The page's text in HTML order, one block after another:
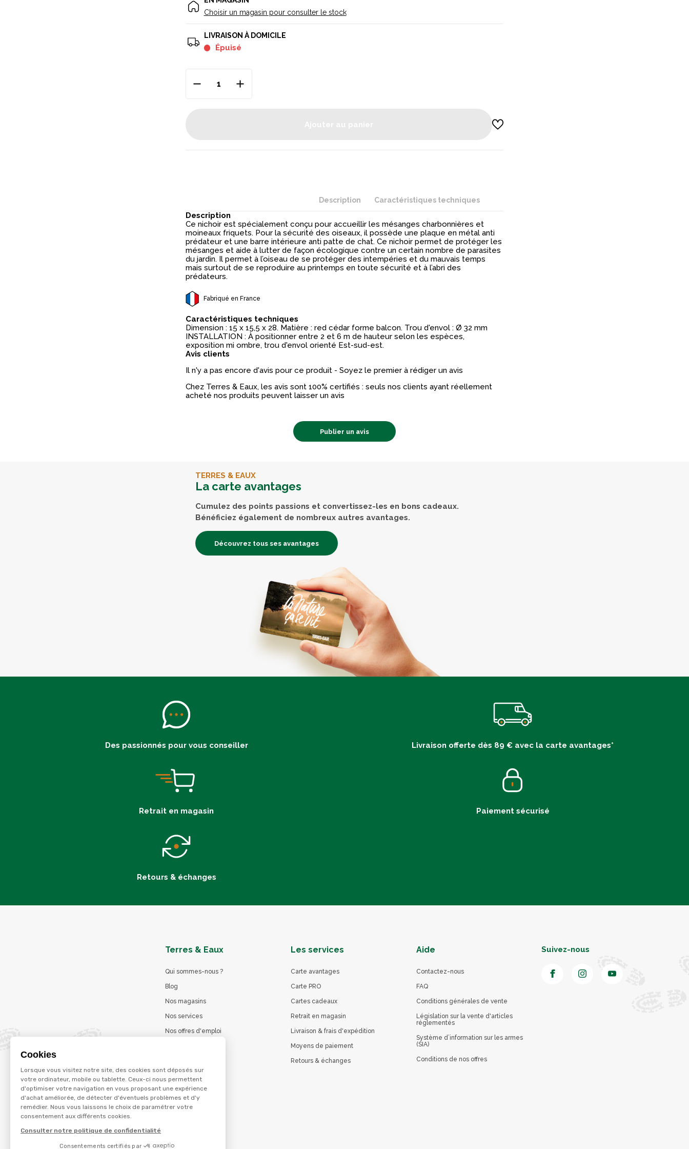
Cookies
Lorsque vous visitez notre site, des cookies sont déposés sur
votre ordinateur, mobile ou tablette. Ceux-ci nous permettent
d'optimiser votre navigation en vous proposant une expérience
d'achat améliorée, de détecter d'éventuels problèmes et d'y
remédier. Nous vous laissons le choix de paramétrer votre
consentement aux différents cookies.
Consulter notre politique de confidentialité
Consentements certifiés par
Choisir un magasin pour consulter le stock
LIVRAISON À DOMICILE
Épuisé
Description Caractéristiques techniques
Description
Ce nichoir est spécialement conçu pour accueillir les mésanges charbonnières et
moineaux friquets. Pour la sécurité des oiseaux, il possède une plaque en métal anti
prédateur et une barre intérieure anti patte de chat. Ce nichoir permet de protéger les
mésanges et aide à lutter de façon écologique contre un certain nombre de parasites
du jardin. Il permet à l’oiseau de se protéger des intempéries et du mauvais temps
mais surtout de se reproduire au printemps en toute sécurité et à l’abri des
prédateurs.
Fabriqué en France
Caractéristiques techniques
Dimension : 15 x 15,5 x 28. Matière : red cédar forme balcon. Trou d'envol : Ø 32 mm
INSTALLATION : À positionner entre 2 et 6 m de hauteur selon les espèces,
exposition mi ombre, trou d'envol orienté Est-sud-est.
Avis clients
Il n'y a pas encore d'avis pour ce produit - Soyez le premier à rédiger un avis
Chez Terres & Eaux, les avis sont 100% certifiés : seuls nos clients ayant réellement
acheté nos produits peuvent laisser un avis
Publier un avis
TERRES & EAUX
La carte avantages
Cumulez des points passions et convertissez-les en bons cadeaux.
Bénéficiez également de nombreux autres avantages.
Découvrez tous ses avantages
Des passionnés pour vous conseiller Livraison offerte dès 89 € avec la carte avantages*
Retrait en magasin Paiement sécurisé
Retours & échanges
Terres & Eaux
Qui sommes-nous ?
Blog
Nos magasins
Nos services
Nos offres d'emploi
La marque Terzéo
Les services
Carte avantages
Carte PRO
Cartes cadeaux
Retrait en magasin
Livraison & frais d'expédition
Moyens de paiement
Retours & échanges
Aide
Contactez-nous
FAQ
Conditions générales de vente
Législation sur la vente d'articles
réglementés
Système d’information sur les armes
(SIA)
Conditions de nos offres
Suivez-nous
© Terres et eaux 2026
Politique de confidentialité